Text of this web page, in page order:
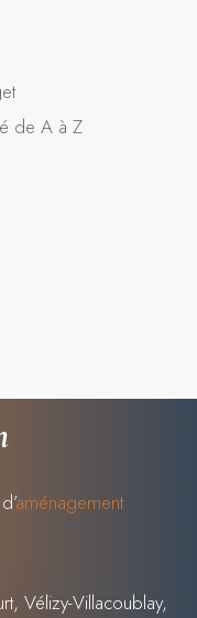
de A à Z
aménagement
Vélizy-Villacoublay,